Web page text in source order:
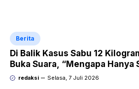
Berita
Di Balik Kasus Sabu 12
Buka Suara, “Mengapa Hanya
Dipecat dan Dipidana?
redaksi Selasa, 7 Juli 2026